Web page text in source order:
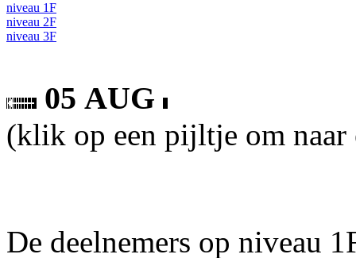
niveau 1F
niveau 2F
niveau 3F
05 AUG
(klik op een pijltje om naar
De deelnemers op niveau